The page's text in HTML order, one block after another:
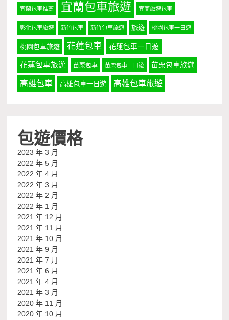
宜蘭包車推薦 宜蘭包車旅遊 宜蘭旅遊包車
彰化包車旅遊 新竹包車 新竹包車旅遊 旅遊 桃園包車一日遊
桃園包車旅遊 花蓮包車 花蓮包車一日遊
花蓮包車旅遊 苗栗包車 苗栗包車一日遊 苗栗包車旅遊
高雄包車 高雄包車一日遊 高雄包車旅遊
包遊價格
2023 年 3 月
2022 年 5 月
2022 年 4 月
2022 年 3 月
2022 年 2 月
2022 年 1 月
2021 年 12 月
2021 年 11 月
2021 年 10 月
2021 年 9 月
2021 年 7 月
2021 年 6 月
2021 年 4 月
2021 年 3 月
2020 年 11 月
2020 年 10 月